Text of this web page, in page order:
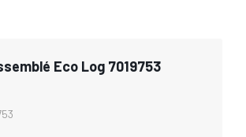
Eco Log 7019753